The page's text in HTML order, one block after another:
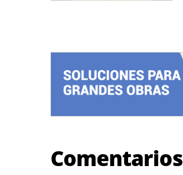
Comentarios